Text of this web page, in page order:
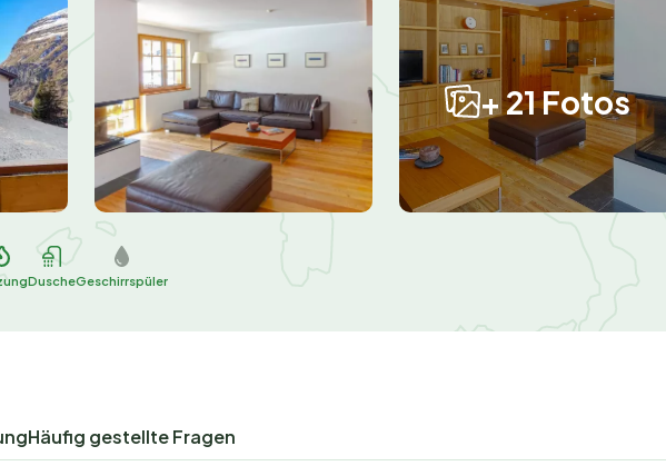
+ 21 Fotos
DuscheGeschirrspüler
Häufig gestellte Fragen